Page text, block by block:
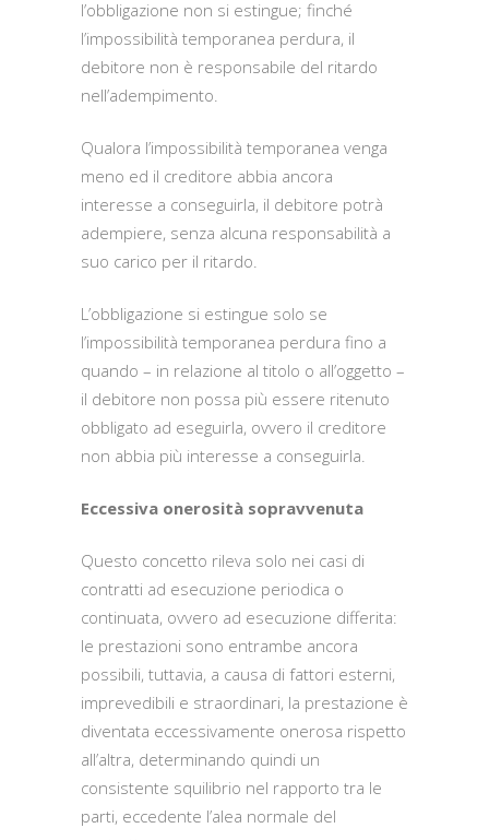
l’obbligazione non si estingue; finché
l’impossibilità temporanea perdura, il
debitore non è responsabile del ritardo
nell’adempimento.
Qualora l’impossibilità temporanea venga
meno ed il creditore abbia ancora
interesse a conseguirla, il debitore potrà
adempiere, senza alcuna responsabilità a
suo carico per il ritardo.
L’obbligazione si estingue solo se
l’impossibilità temporanea perdura fino a
quando – in relazione al titolo o all’oggetto –
il debitore non possa più essere ritenuto
obbligato ad eseguirla, ovvero il creditore
non abbia più interesse a conseguirla.
Eccessiva onerosità sopravvenuta
Questo concetto rileva solo nei casi di
contratti ad esecuzione periodica o
continuata, ovvero ad esecuzione differita:
le prestazioni sono entrambe ancora
possibili, tuttavia, a causa di fattori esterni,
imprevedibili e straordinari, la prestazione è
diventata eccessivamente onerosa rispetto
all’altra, determinando quindi un
consistente squilibrio nel rapporto tra le
parti, eccedente l’alea normale del